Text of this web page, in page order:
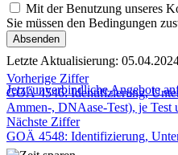
Mit der Benutzung unseres
Sie müssen den Bedingungen
Absenden
Letzte Aktualisierung:
Jetzt unverbindliche Angebote
Vorherige Ziffer
GOÄ 4546: Identifizierung,
Ammen-, DNAase-Test), je Test
Nächste Ziffer
GOÄ 4548: Identifizierung,